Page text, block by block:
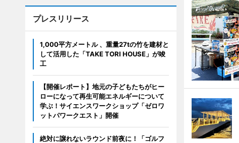
プレスリリース
1,000平方メートル 、重量27tの竹を建材と
して活用した「TAKE TORI HOUSE」が竣
工
【開催レポート】地元の子どもたちがヒー
ローになって再生可能エネルギーについて
学ぶ！サイエンスワークショップ「ゼロワ
ットパワークエスト」開催
絶対に譲れないラウンド前夜に！「ゴルフ